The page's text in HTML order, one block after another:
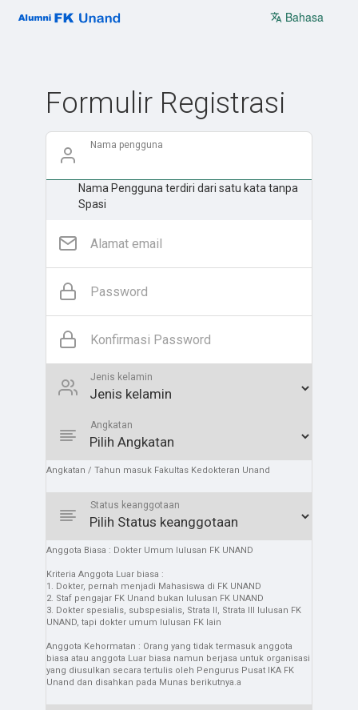
Bahasa
Formulir Registrasi
Nama pengguna
Nama Pengguna terdiri dari satu kata tanpa
Spasi
Alamat email
Password
Konfirmasi Password
Jenis kelamin
Angkatan
Angkatan / Tahun masuk Fakultas Kedokteran Unand
Status keanggotaan
Anggota Biasa : Dokter Umum lulusan FK UNAND
Kriteria Anggota Luar biasa :
1. Dokter, pernah menjadi Mahasiswa di FK UNAND
2. Staf pengajar FK Unand bukan lulusan FK UNAND
3. Dokter spesialis, subspesialis, Strata II, Strata III lulusan FK
UNAND, tapi dokter umum lulusan FK lain
Anggota Kehormatan : Orang yang tidak termasuk anggota
biasa atau anggota Luar biasa namun berjasa untuk organisasi
yang diusulkan secara tertulis oleh Pengurus Pusat IKA FK
Unand dan disahkan pada Munas berikutnya.a